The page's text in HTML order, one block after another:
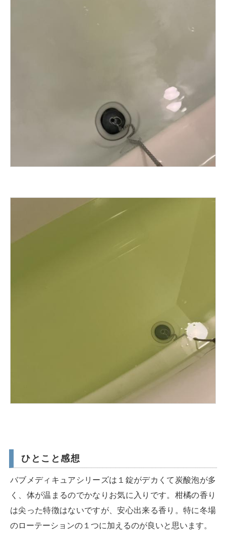
ひとこと感想
バブメディキュアシリーズは１錠がデカくて炭酸泡が多
く、体が温まるのでかなりお気に入りです。柑橘の香り
は尖った特徴はないですが、安心出来る香り。特に冬場
のローテーションの１つに加えるのが良いと思います。